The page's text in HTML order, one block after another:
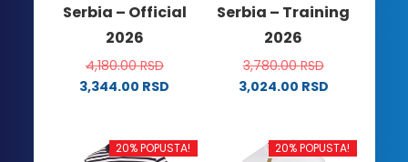
stranici
proizvoda.
proizvoda.
Serbia – Official
2026
4,180.00RSD
3,344.00 RSD
ima
Serbia – Training
2026
3,780.00RSD
3,024.00 RSD
ima
20% POPUSTA! 20% POPUSTA!